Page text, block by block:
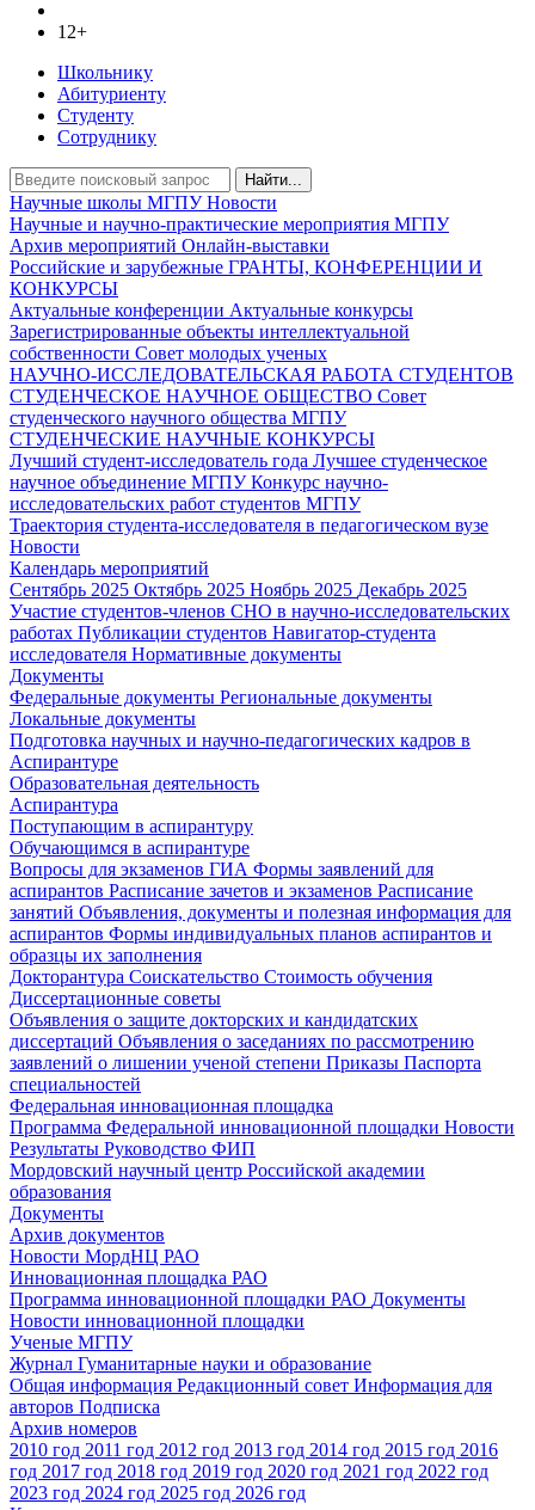
12+
Школьнику
Абитуриенту
Студенту
Сотруднику
Найти...
Научные школы МГПУНовости
Научные и научно-практические мероприятия МГПУ
Архив мероприятий Онлайн-выставки
Российские и зарубежные ГРАНТЫ, КОНФЕРЕНЦИИ И
КОНКУРСЫ
Актуальные конференции Актуальные конкурсы
Зарегистрированные объекты интеллектуальной
собственности Совет молодых ученых
НАУЧНО-ИССЛЕДОВАТЕЛЬСКАЯ РАБОТА СТУДЕНТОВ
СТУДЕНЧЕСКОЕ НАУЧНОЕ ОБЩЕСТВО Совет
студенческого научного общества МГПУ
СТУДЕНЧЕСКИЕ НАУЧНЫЕ КОНКУРСЫ
Лучший студент-исследователь года Лучшее студенческое
научное объединение МГПУКонкурс научно-
исследовательских работ студентов МГПУ
Траектория студента-исследователя в педагогическом вузе
Новости
Календарь мероприятий
Сентябрь 2025 Октябрь 2025 Ноябрь 2025 Декабрь 2025
Участие студентов-членов СНО в научно-исследовательских
работах Публикации студентов Навигатор-студента
исследователя Нормативные документы
Документы
Федеральные документы Региональные документы
Локальные документы
Подготовка научных и научно-педагогических кадров в
Аспирантуре
Образовательная деятельность
Аспирантура
Поступающим в аспирантуру
Обучающимся в аспирантуре
Вопросы для экзаменов ГИА Формы заявлений для
аспирантов Расписание зачетов и экзаменов Расписание
занятий Объявления, документы и полезная информация для
аспирантов Формы индивидуальных планов аспирантов и
образцы их заполнения
Докторантура Соискательство Стоимость обучения
Диссертационные советы
Объявления о защите докторских и кандидатских
диссертаций Объявления о заседаниях по рассмотрению
заявлений о лишении ученой степени Приказы Паспорта
специальностей
Федеральная инновационная площадка
Программа Федеральной инновационной площадки Новости
Результаты Руководство ФИП
Мордовский научный центр Российской академии
образования
Документы
Архив документов
Новости МордНЦ РАО
Инновационная площадка РАО
Программа инновационной площадки РАО Документы
Новости инновационной площадки
Ученые МГПУ
Журнал Гуманитарные науки и образование
Общая информация Редакционный совет Информация для
авторов Подписка
Архив номеров
2010 год 2011 год 2012 год 2013 год 2014 год 2015 год 2016
год 2017 год 2018 год 2019 год 2020 год 2021 год 2022 год
2023 год 2024 год 2025 год 2026 год